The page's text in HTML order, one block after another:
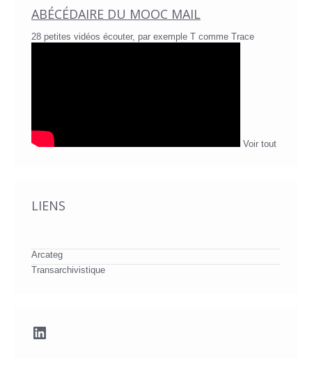
ABÉCÉDAIRE DU MOOC MAIL
28 petites vidéos écouter, par exemple T comme Trace
Voir tout
LIENS
Arcateg
Transarchivistique
LinkedIn